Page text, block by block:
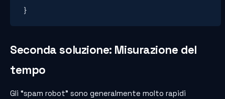
}
Seconda soluzione: Misurazione del
tempo
Gli “spam robot” sono generalmente molto rapidi